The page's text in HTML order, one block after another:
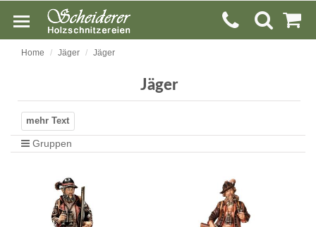
Home Jäger Jäger
Jäger
Gruppen